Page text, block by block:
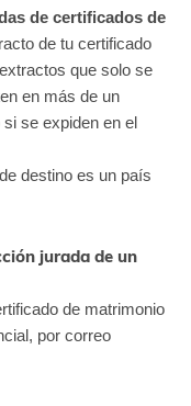
de certificados de
de tu certificado
que solo se
en más de un
se expiden en el
destino es un país
jurada de un
de matrimonio
por correo